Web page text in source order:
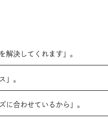
決してくれます」。
」。
合わせているから」。